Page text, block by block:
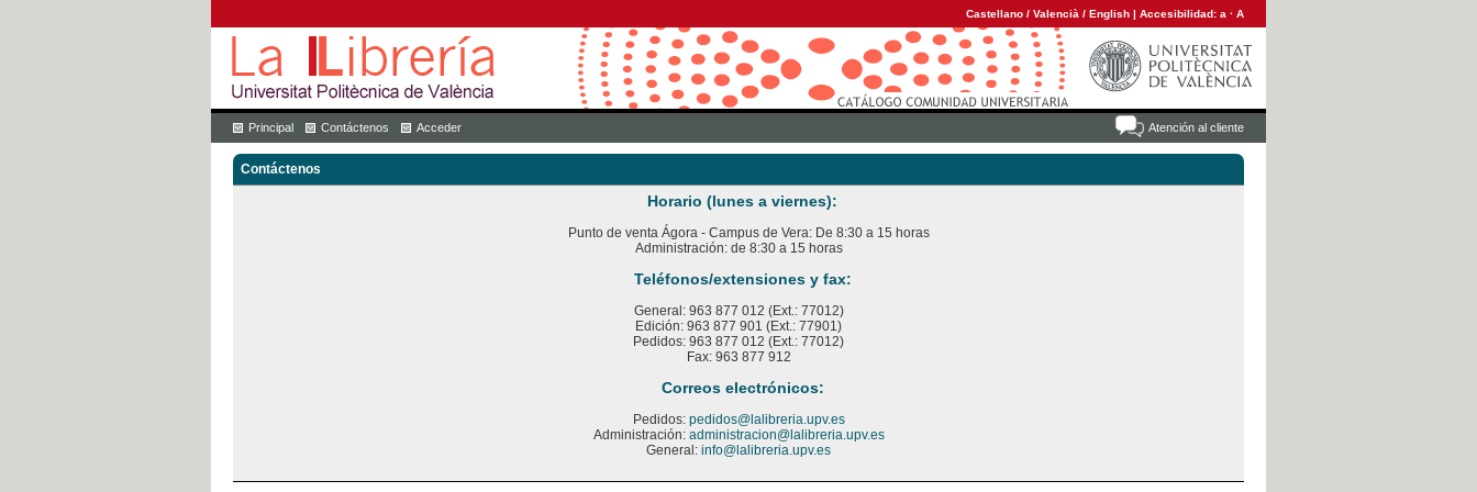
Castellano / Valencià / English | Accesibilidad: a · A
Atención al cliente
Principal Contáctenos Acceder
Contáctenos
Horario (lunes a viernes):
Punto de venta Ágora - Campus de Vera: De 8:30 a 15 horas
Administración: de 8:30 a 15 horas
Teléfonos/extensiones y fax:
General: 963 877 012 (Ext.: 77012)
Edición: 963 877 901 (Ext.: 77901)
Pedidos: 963 877 012 (Ext.: 77012)
Fax: 963 877 912
Correos electrónicos:
Pedidos: pedidos@lalibreria.upv.es
Administración: administracion@lalibreria.upv.es
General: info@lalibreria.upv.es